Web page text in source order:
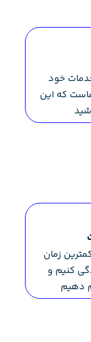
خدمات خود
که این
زمان
کنیم و
دهیم